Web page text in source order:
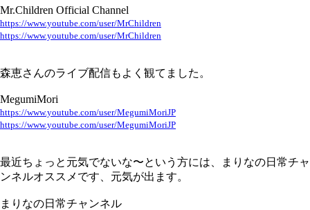
Mr.Children Official Channel
https://www.youtube.com/user/MrChildren
https://www.youtube.com/user/MrChildren
森恵さんのライブ配信もよく観てました。
MegumiMori
https://www.youtube.com/user/MegumiMoriJP
https://www.youtube.com/user/MegumiMoriJP
最近ちょっと元気でないな〜という方には、まりなの日常チャ
ンネルオススメです、元気が出ます。
まりなの日常チャンネル